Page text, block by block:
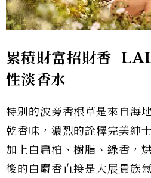
累積財富招財香
性淡香水
特別的波旁香根草是來自海
乾香味，濃烈的詮釋完美紳
加上白扁柏、樹脂、綠香，
後的白麝香直接是大展貴族